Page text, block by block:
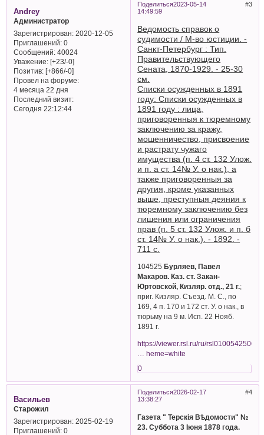
Поделиться 3
2023-05-14
14:49:59
Andrey
Администратор
Зарегистрирован: 2020-12-05
Приглашений:0
Сообщений:40024
Уважение: [+23/-0]
Позитив: [+866/-0]
Провел на форуме:
4 месяца 22 дня
Последний визит:
Сегодня 22:12:44
Ведомость справок о
судимости / М-во юстиции. -
Санкт-Петербург : Тип.
Правительствующего
Сената, 1870-1929. - 25-30
см.
Списки осужденных в 1891
году: Списки осужденных в
1891 году : лица,
приговоренныя к тюремному
заключению за кражу,
мошенничество, присвоение
и растрату чужаго
имущества (п. 4 ст. 132 Улож.
и п. а ст. 14№ У. о нак.), а
также приговоренныя за
другия, кроме указанных
выше, преступныя деяния к
тюремному заключению без
лишения или ограничения
прав (п. 5 ст. 132 Улож. и п. б
ст. 14№ У. о нак.). - 1892. -
711 с.
104525Бурляев, Павел
Макаров. Каз. ст. Закан-
Юртовской, Кизляр. отд., 21 г.;
приг. Кизляр. Съезд. М. С., по
169, 4 п. 170 и 172 ст. У. о нак., в
тюрьму на 9 м. Исп. 22 Нояб.
1891 г.
https://viewer.rsl.ru/ru/rsl01005425063
… heme=white
0
Поделиться 4
2026-02-17
13:38:27
Васильев
Старожил
Зарегистрирован: 2025-02-19
Приглашений:0
Газета " Терскiя Вѣдомости" №
23. Суббота 3 Iюня 1878 года.